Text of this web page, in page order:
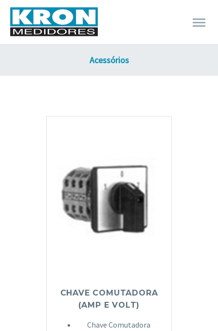
Acessórios
CHAVE COMUTADORA
(AMP E VOLT)
Chave Comutadora